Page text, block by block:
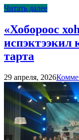
Читать далее
«Хобороос
испэктээкил
тарта
29 апреля, 2026